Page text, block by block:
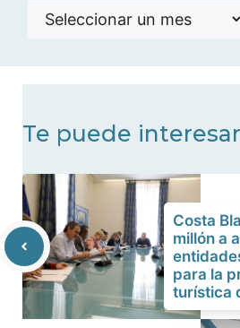
Histórico
Te puede
Costa
millón a
para la
turística